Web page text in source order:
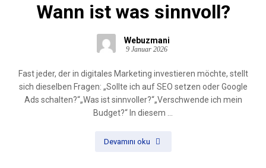
Wann ist was sinnvoll?
Webuzmani
9 Januar 2026
Fast jeder, der in digitales Marketing investieren möchte, stellt
sich dieselben Fragen: „Sollte ich auf SEO setzen oder Google
Ads schalten?“„Was ist sinnvoller?“„Verschwende ich mein
Budget?“ In diesem ...
Devamını oku